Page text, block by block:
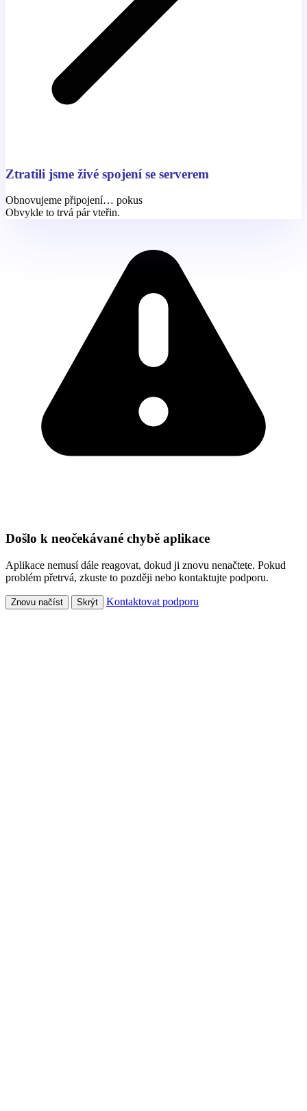
Ztratili jsme živé spojení se serverem
Obnovujeme připojení… pokus
Obvykle to trvá pár vteřin.
Došlo k neočekávané chybě aplikace
Aplikace nemusí dále reagovat, dokud ji znovu nenačtete. Pokud
problém přetrvá, zkuste to později nebo kontaktujte podporu.
Znovu načíst Skrýt Kontaktovat podporu